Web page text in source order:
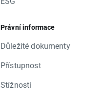
Právní informace
Důležité dokumenty
Přístupnost
Stížnosti